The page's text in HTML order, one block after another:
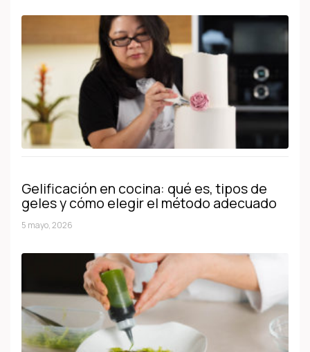
Gelificación en cocina: qué es, tipos de
geles y cómo elegir el método adecuado
5 mayo, 2026